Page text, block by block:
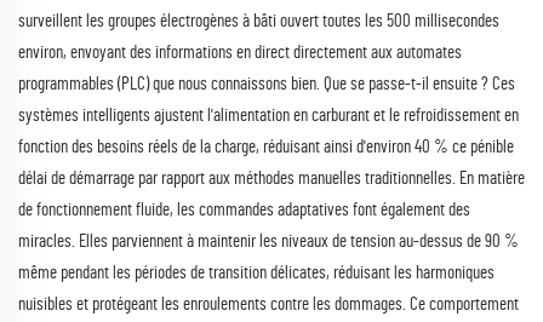
surveillent les groupes électrogènes à bâti ouvert toutes les 500 millisecondes
environ, envoyant des informations en direct directement aux automates
programmables (PLC) que nous connaissons bien. Que se passe-t-il ensuite ? Ces
systèmes intelligents ajustent l'alimentation en carburant et le refroidissement en
fonction des besoins réels de la charge, réduisant ainsi d'environ 40 % ce pénible
délai de démarrage par rapport aux méthodes manuelles traditionnelles. En matière
de fonctionnement fluide, les commandes adaptatives font également des
miracles. Elles parviennent à maintenir les niveaux de tension au-dessus de 90 %
même pendant les périodes de transition délicates, réduisant les harmoniques
nuisibles et protégeant les enroulements contre les dommages. Ce comportement